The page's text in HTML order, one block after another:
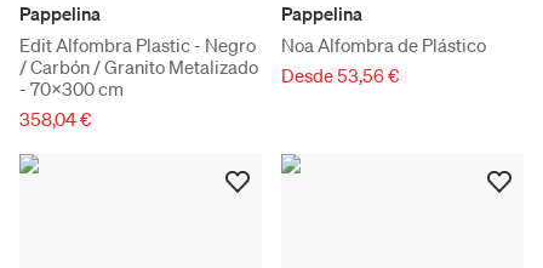
Pappelina
Edit Alfombra Plastic - Negro
/ Carbón / Granito Metalizado
- 70x300 cm
358,04 €
Pappelina
Noa Alfombra de Plástico
Desde 53,56 €